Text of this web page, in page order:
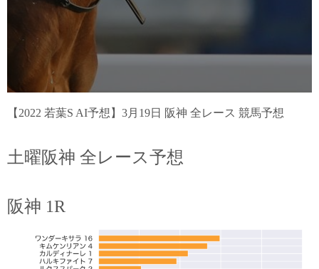
【2022 若葉S AI予想】3月19日 阪神 全レース 競馬予想
土曜阪神 全レース予想
阪神 1R